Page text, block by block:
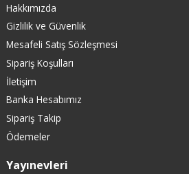
Hakkımızda
Gizlilik ve Güvenlik
Mesafeli Satış Sözleşmesi
Sipariş Koşulları
İletişim
Banka Hesabımız
Sipariş Takip
Ödemeler
Yayınevleri